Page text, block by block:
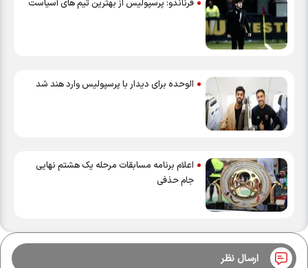
فرناندو: پرسپولیس از بهترین تیم های آسیاست
الوحده برای دیدار با پرسپولیس وارد هند شد
اعلام برنامه مسابقات مرحله یک هشتم نهایی
جام حذفی
ارسال نظر